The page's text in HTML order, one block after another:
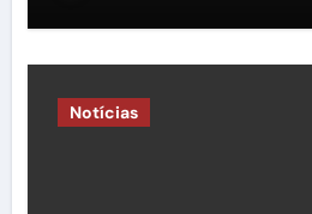
Notícias